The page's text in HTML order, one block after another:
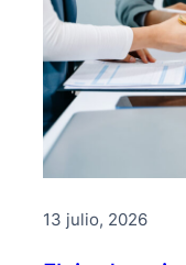
13 julio, 2026